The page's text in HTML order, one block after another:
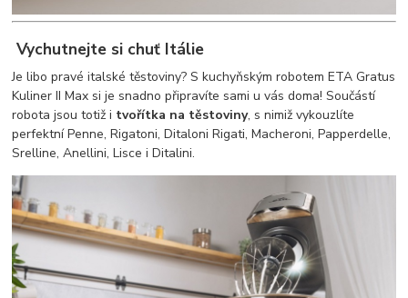
Vychutnejte si chuť Itálie
Je libo pravé italské těstoviny? S kuchyňským robotem ETA Gratus
Kuliner II Max si je snadno připravíte sami u vás doma! Součástí
robota jsou totiž i tvořítka na těstoviny, s nimiž vykouzlíte
perfektní Penne, Rigatoni, Ditaloni Rigati, Macheroni, Papperdelle,
Srelline, Anellini, Lisce i Ditalini.